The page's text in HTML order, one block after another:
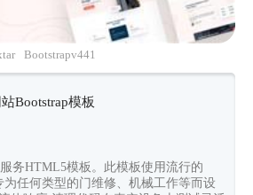
Bootstrapv441
Bootstrap模板
务HTML5模板。此模板使用流行的
为任何类型的门维修、机械工作等而设